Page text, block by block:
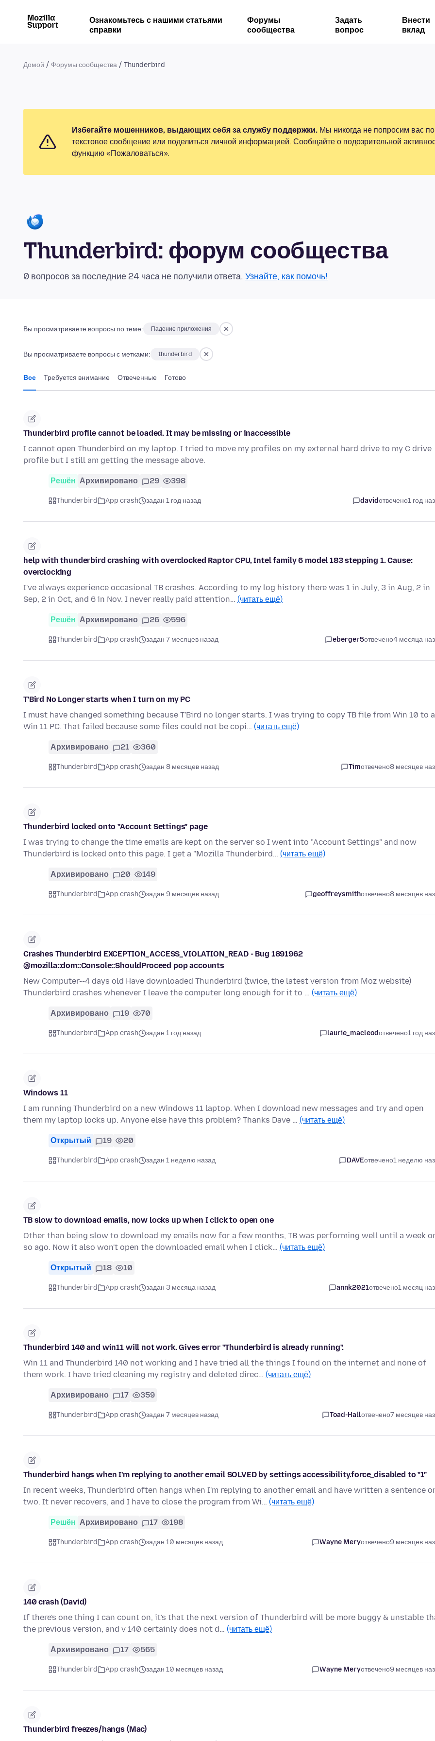
Ознакомьтесь с нашими статьями
справки
Форумы
сообщества
Задать
вопрос
Внести
вклад
Домой Форумы сообщества Thunderbird
Избегайте мошенников, выдающих себя за службу поддержки. Мы никогда не попросим вас
текстовое сообщение или поделиться личной информацией. Сообщайте о подозрительной
функцию «Пожаловаться».
Thunderbird: форум сообщества
0 вопросов за последние 24 часа не получили ответа. Узнайте, как помочь!
Вы просматриваете вопросы по теме: Падение приложения
Вы просматриваете вопросы с метками: thunderbird
Все Требуется внимание Отвеченные Готово
Thunderbird profile cannot be loaded. It may be missing or inaccessible
I cannot open Thunderbird on my laptop. I tried to move my profiles on my external hard drive to my C drive
profile but I still am getting the message above.
Решён Архивировано 29 398
Thunderbird App crash задан 1 год назад davidотвечено1 год
help with thunderbird crashing with overclocked Raptor CPU, Intel family 6 model 183 stepping 1. Cause:
overclocking
I've always experience occasional TB crashes. According to my log history there was 1 in July, 3 in Aug, 2 in
Sep, 2 in Oct, and 6 in Nov. I never really paid attention… (читать ещё)
Решён Архивировано 26 596
Thunderbird App crash задан 7 месяцев назад eberger5отвечено4 месяца
T'Bird No Longer starts when I turn on my PC
I must have changed something because T'Bird no longer starts. I was trying to copy TB file from Win 10 to a
Win 11 PC. That failed because some files could not be copi… (читать ещё)
Архивировано 21 360
Thunderbird App crash задан 8 месяцев назад Timотвечено8 месяцев
Thunderbird locked onto "Account Settings" page
I was trying to change the time emails are kept on the server so I went into "Account Settings" and now
Thunderbird is locked onto this page. I get a "Mozilla Thunderbird… (читать ещё)
Архивировано 20 149
Thunderbird App crash задан 9 месяцев назад geoffreysmithотвечено8 месяцев
Crashes Thunderbird EXCEPTION_ACCESS_VIOLATION_READ - Bug 1891962
@mozilla::dom::Console::ShouldProceed pop accounts
New Computer--4 days old Have downloaded Thunderbird (twice, the latest version from Moz website)
Thunderbird crashes whenever I leave the computer long enough for it to … (читать ещё)
Архивировано 19 70
Thunderbird App crash задан 1 год назад laurie_macleodотвечено1 год
Windows 11
I am running Thunderbird on a new Windows 11 laptop. When I download new messages and try and open
them my laptop locks up. Anyone else have this problem? Thanks Dave … (читать ещё)
Открытый 19 20
Thunderbird App crash задан 1 неделю назад DAVEотвечено1 неделю
TB slow to download emails, now locks up when I click to open one
Other than being slow to download my emails now for a few months, TB was performing well until a week
so ago. Now it also won't open the downloaded email when I click… (читать ещё)
Открытый 18 10
Thunderbird App crash задан 3 месяца назад annk2021отвечено1 месяц
Thunderbird 140 and win11 will not work. Gives error "Thunderbird is already running".
Win 11 and Thunderbird 140 not working and I have tried all the things I found on the internet and none of
them work. I have tried cleaning my registry and deleted direc… (читать ещё)
Архивировано 17 359
Thunderbird App crash задан 7 месяцев назад Toad-Hallотвечено7 месяцев
Thunderbird hangs when I'm replying to another email SOLVED by settings accessibility.force_disabled to "1"
In recent weeks, Thunderbird often hangs when I'm replying to another email and have written a sentence
two. It never recovers, and I have to close the program from Wi… (читать ещё)
Решён Архивировано 17 198
Thunderbird App crash задан 10 месяцев назад Wayne Meryотвечено9 месяцев
140 crash (David)
If there's one thing I can count on, it's that the next version of Thunderbird will be more buggy & unstable
the previous version, and v 140 certainly does not d… (читать ещё)
Архивировано 17 565
Thunderbird App crash задан 10 месяцев назад Wayne Meryотвечено9 месяцев
Thunderbird freezes/hangs (Mac)